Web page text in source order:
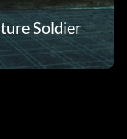
Soldier